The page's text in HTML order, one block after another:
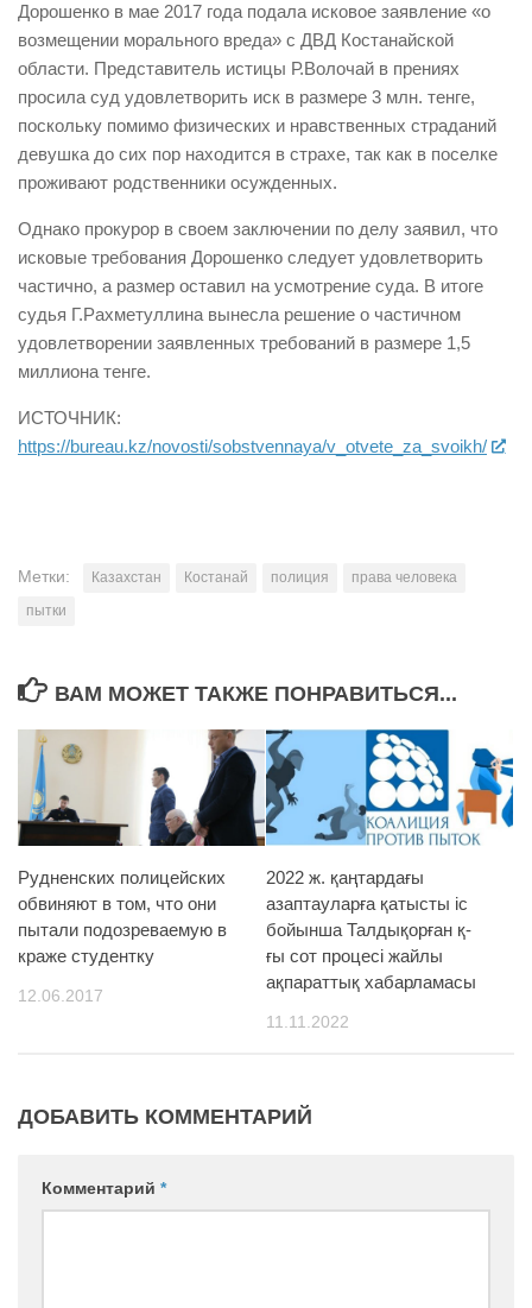
Дорошенко в мае 2017 года подала исковое заявление «о
возмещении морального вреда» с ДВД Костанайской
области. Представитель истицы Р.Волочай в прениях
просила суд удовлетворить иск в размере 3 млн. тенге,
поскольку помимо физических и нравственных страданий
девушка до сих пор находится в страхе, так как в поселке
проживают родственники осужденных.
Однако прокурор в своем заключении по делу заявил, что
исковые требования Дорошенко следует удовлетворить
частично, а размер оставил на усмотрение суда. В итоге
судья Г.Рахметуллина вынесла решение о частичном
удовлетворении заявленных требований в размере 1,5
миллиона тенге.
ИСТОЧНИК:
https://bureau.kz/novosti/sobstvennaya/v_otvete_za_svoikh/
Метки: Казахстан Костанай полиция
права человека
пытки
ВАМ МОЖЕТ ТАКЖЕ ПОНРАВИТЬСЯ...
Рудненских полицейских
обвиняют в том, что они
пытали подозреваемую в
краже студентку
12.06.2017
2022 ж. қаңтардағы
азаптауларға қатысты іс
бойынша Талдықорған қ-
ғы сот процесі жайлы
ақпараттық хабарламасы
11.11.2022
ДОБАВИТЬ КОММЕНТАРИЙ
Комментарий *